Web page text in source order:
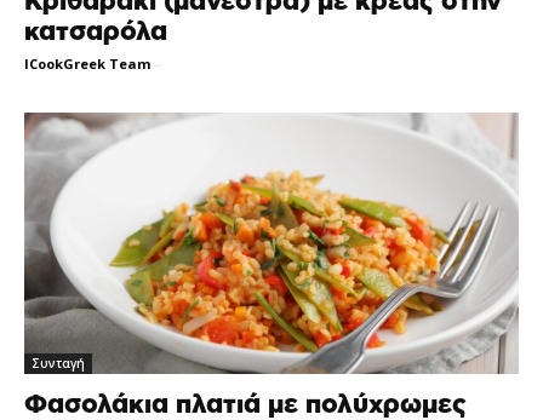
κατσαρόλα
ICookGreek Team -
Συνταγή
Φασολάκια πλατιά με πολύχρωμες